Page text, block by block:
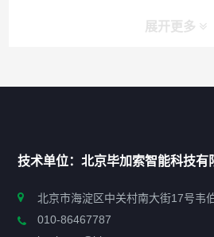
展开更多
政策法规
技术单位：北京毕加索智能科技有
北京市海淀区中关村南大街17号韦
010-86467787